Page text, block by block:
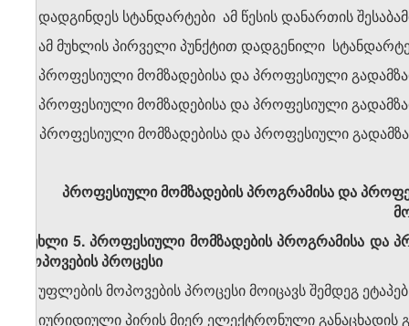
1. დადგინდეს სტანდარტები ამ წესის დანართის
2. ამ მუხლის პირველი პუნქტით დადგენილი
ა) პროფესიული მომზადებისა და პროფესიული
ბ) პროფესიული მომზადებისა და პროფესიული
გ) პროფესიული მომზადებისა და პროფესიული
პროფესიული მომზადების პროგრამისა და
მუხლი 5. პროფესიული მომზადების პროგრამისა და
მოპოვების პროცესი
1. უფლების მოპოვების პროცესი მოიცავს შემდეგ
ა) იურიდიული პირის მიერ ელექტრონული განაცხადის